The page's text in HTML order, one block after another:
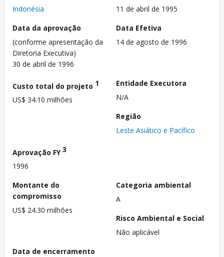
Indonésia
11 de abril de 1995
Data da aprovação
(conforme apresentação da
Diretoria Executiva)
30 de abril de 1996
Data Efetiva
14 de agosto de 1996
Custo total do projeto 1
US$ 34.10 milhões
Entidade Executora
N/A
Região
Leste Asiático e Pacífico
Aprovação FY3
1996
Montante do
compromisso
US$ 24.30 milhões
Categoria ambiental
A
Risco Ambiental e Social
Não aplicável
Data de encerramento